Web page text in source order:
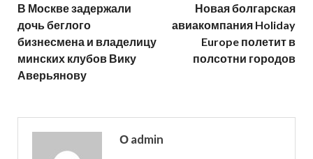
В Москве задержали
дочь беглого
бизнесмена и владелицу
минских клубов Вику
Аверьянову
Новая болгарская
авиакомпания Holiday
Europe полетит в
полсотни городов
О admin